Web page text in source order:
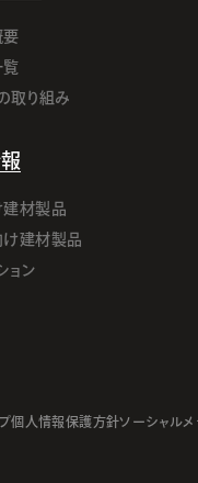
要
覧
取り組み
材製品
建材製品
ョン
個人情報保護方針ソーシャル